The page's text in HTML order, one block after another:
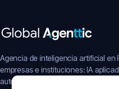
Agencia de inteligencia artificial en
empresas e instituciones: IA
automatización, plataformas y